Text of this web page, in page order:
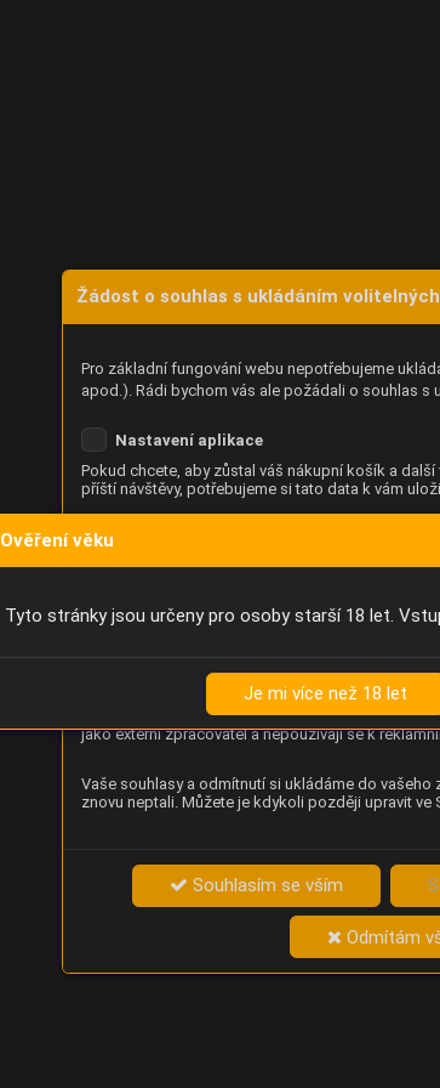
Žádost o souhlas s ukládáním
Pro základní fungování webu nepotřebujeme
apod.). Rádi bychom vás ale požádali o souhlas s
Nastavení aplikace
Pokud chcete, aby zůstal váš nákupní košík a
příští návštěvy, potřebujeme si tato data k vám
Analýza chování návštěvníků na webu (pohyb
stránek a heatmapy), která provozovateli e-shopu
zlepšovat obsah a použitelnost. Data zpracovává
jako externí zpracovatel a nepoužívají se k
Vaše souhlasy a odmítnutí si ukládáme do vašeho
znovu neptali. Můžete je kdykoli později upravit ve
Souhlasím se vším
Odmítám
Ověření věku
Tyto stránky jsou určeny pro osoby starší 18 let.
Je mi více než 18 let